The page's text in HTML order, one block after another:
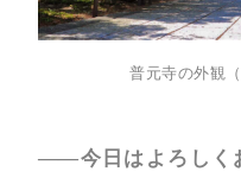
普元寺の外観
――今日はよろしく